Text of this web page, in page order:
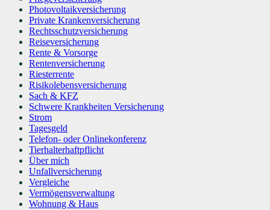
Photovoltaikversicherung
Private Krankenversicherung
Rechtsschutzversicherung
Reiseversicherung
Rente & Vorsorge
Rentenversicherung
Riesterrente
Risikolebensversicherung
Sach & KFZ
Schwere Krankheiten Versicherung
Strom
Tagesgeld
Telefon- oder Onlinekonferenz
Tierhalterhaftpflicht
Über mich
Unfallversicherung
Vergleiche
Vermögensverwaltung
Wohnung & Haus